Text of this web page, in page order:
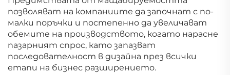
позволяват на компаниите да започнат с по-
малки поръчки и постепенно да увеличават
обемите на производството, когато нарасне
пазарният спрос, като запазват
последователност в дизайна през всички
етапи на бизнес разширението.